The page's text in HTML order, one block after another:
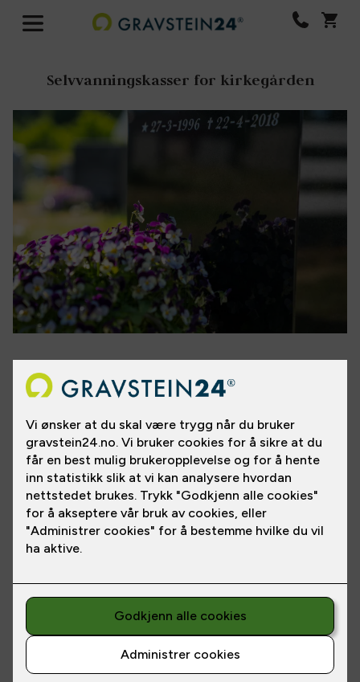
Selvvanningskasser for kirkegården
å bekymre deg for hyppige vanningsbesøk?
Har du ansvar for en eller flere gravplasser vet du at
det kan bli mange turer i sommerhalvåret, spesielt når
det er lite nedbør. Det er ganske irriterende å ha pyntet
graven med flotte blomster, men av ulike grunner ikke
ha anledning til å følge opp med nødvendig vanning. I så
fall kan du overlate jobben til en selvvanningskasse.
Hva er en selvvanningskasse, og hvordan
skal den settes?
Selvvanningskassen er en blomsterkasse som er
plassert i en vannkasse. I bunn finner du rom for vann,
mens jord og blomster ligger i den øverste delen.